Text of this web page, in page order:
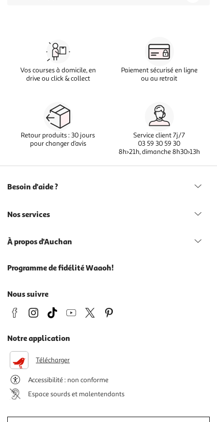
Vos courses à domicile, en
drive ou click & collect
Paiement sécurisé en ligne
ou au retrait
Retour produits : 30 jours
pour changer d’avis
Service client 7j/7
03 59 30 59 30
8h>21h, dimanche 8h30>13h
Besoin d'aide ?
Nos services
À propos d'Auchan
Programme de fidélité Waaoh!
Nous suivre
Notre application
Télécharger
Accessibilité : non conforme
Espace sourds et malentendants